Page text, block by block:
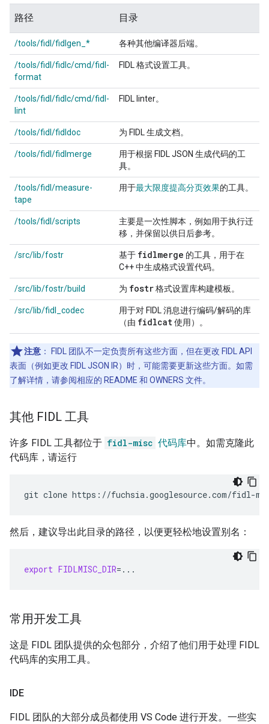
路径 目录
/tools/fidl/fidlgen_* 各种其他编译器后端。
/tools/fidl/fidlc/cmd/fidl-
format
FIDL 格式设置工具。
/tools/fidl/fidlc/cmd/fidl-
lint
FIDL linter。
/tools/fidl/fidldoc 为 FIDL 生成文档。
/tools/fidl/fidlmerge
用于根据 FIDL JSON 生成代码的工
具。
/tools/fidl/measure-
tape
用于最大限度提高分页效果的工具。
/tools/fidl/scripts
主要是一次性脚本，例如用于执行迁
移，并保留以供日后参考。
/src/lib/fostr 基于 fidlmerge 的工具，用于在
C++ 中生成格式设置代码。
/src/lib/fostr/build 为 fostr格式设置库构建模板。
/src/lib/fidl_codec
用于对 FIDL 消息进行编码/解码的库
（由 fidlcat使用）。
注意 ：
FIDL 团队不一定负责所有这些方面，但在更改 FIDL API
表面（例如更改 FIDL JSON IR）时，可能需要更新这些方面。如需
了解详情，请参阅相应的 README 和 OWNERS 文件。
其他 FIDL 工具
许多 FIDL 工具都位于 fidl-misc 代码库中。如需克隆此
代码库，请运行
git clone
然后，建议导出此目录的路径，以便更轻松地设置别名：
export FIDLMISC_DIR=
常用开发工具
这是 FIDL 团队提供的众包部分，介绍了他们用于处理 FIDL
代码库的实用工具。
IDE
FIDL 团队的大部分成员都使用 VS Code 进行开发。一些实